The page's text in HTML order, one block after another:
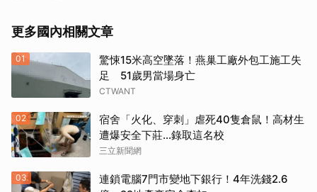
更多國內相關文章
01
驚悚15米高空墜落！燕巢工廠外包工施工失
足 51歲男當場身亡
CTWANT
02
宿舍「火化、穿刺」虐死40隻倉鼠！高材生
遭爆安全下莊…錄取這名校
三立新聞網
03
連鎖電腦7門市變地下銀行！4年洗錢2.6